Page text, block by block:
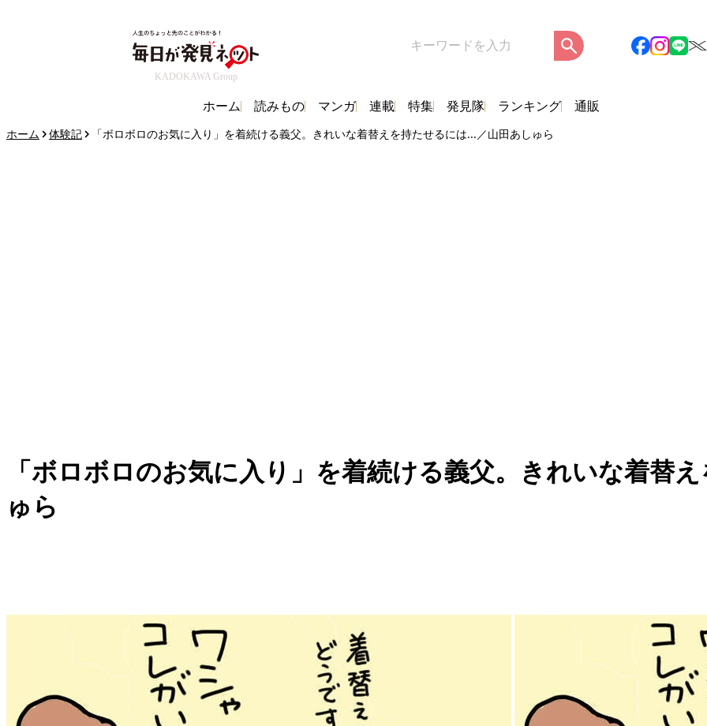
KADOKAWA Group
ホーム 読みもの マンガ 連載 特集 発見隊 ランキング 通販
ホーム 体験記 「ボロボロのお気に入り」を着続ける義父。きれいな着替えを持たせるには...／山田あしゅら
「ボロボロのお気に入り」を着続ける義父。きれいな着替
ゅら